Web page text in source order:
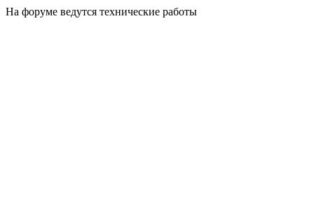
На форуме ведутся технические работы